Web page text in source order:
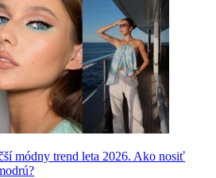
módny trend leta 2026. Ako nosiť